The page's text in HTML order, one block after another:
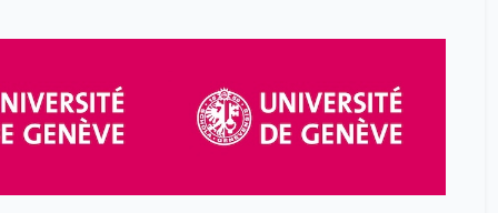
Carvajal Sanchez Fernando 24
Castelltort Sébastien
Catherine Hoeffler 33
Chaker Mangeat Alia
Chambaz Grégoire 4